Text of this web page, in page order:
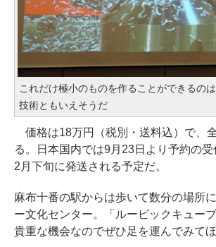
これだけ極小のものを作ることができるの
技術ともいえそうだ
価格は18万円（税別・送料込）で、
る。日本国内では9月23日より予約の
2月下旬に発送される予定だ。
麻布十番の駅からは歩いて数分の場所
ー文化センター。「ルービックキュー
貴重な機会なのでぜひ足を運んでみてほ